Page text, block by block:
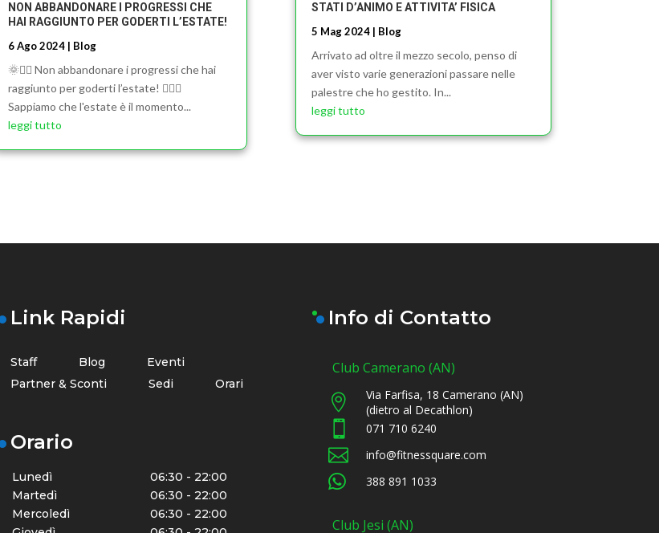
NON ABBANDONARE I PROGRESSI CHE
HAI RAGGIUNTO PER GODERTI L’ESTATE!
6 Ago 2024| Blog
🌞🏋️‍♂️ Non abbandonare i progressi che hai
raggiunto per goderti l’estate! 🏋️‍♀️🌞
Sappiamo che l'estate è il momento...
leggi tutto
STATI D’ANIMO E ATTIVITA’ FISICA
5 Mag 2024| Blog
Arrivato ad oltre il mezzo secolo, penso di
aver visto varie generazioni passare nelle
palestre che ho gestito. In...
leggi tutto
Link Rapidi
Staff Blog
Eventi
Partner & Sconti
Sedi Orari
Orario
Lunedì
06:30 - 22:00
Martedì
06:30 - 22:00
Mercoledì
06:30 - 22:00
Info di Contatto
Club Camerano (AN)

Via Farfisa, 18 Camerano (AN)
(dietro al Decathlon)
 071 710 6240
 info@fitnessquare.com
 388 891 1033
Club Jesi (AN)